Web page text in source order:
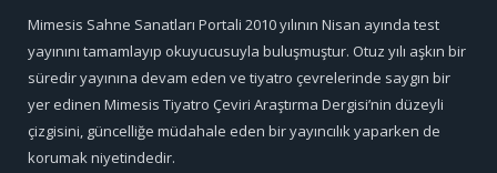
Mimesis Sahne Sanatları Portali 2010 yılının Nisan ayında test
yayınını tamamlayıp okuyucusuyla buluşmuştur. Otuz yılı aşkın bir
süredir yayınına devam eden ve tiyatro çevrelerinde saygın bir
yer edinen Mimesis Tiyatro Çeviri Araştırma Dergisi’nin düzeyli
çizgisini, güncelliğe müdahale eden bir yayıncılık yaparken de
korumak niyetindedir.